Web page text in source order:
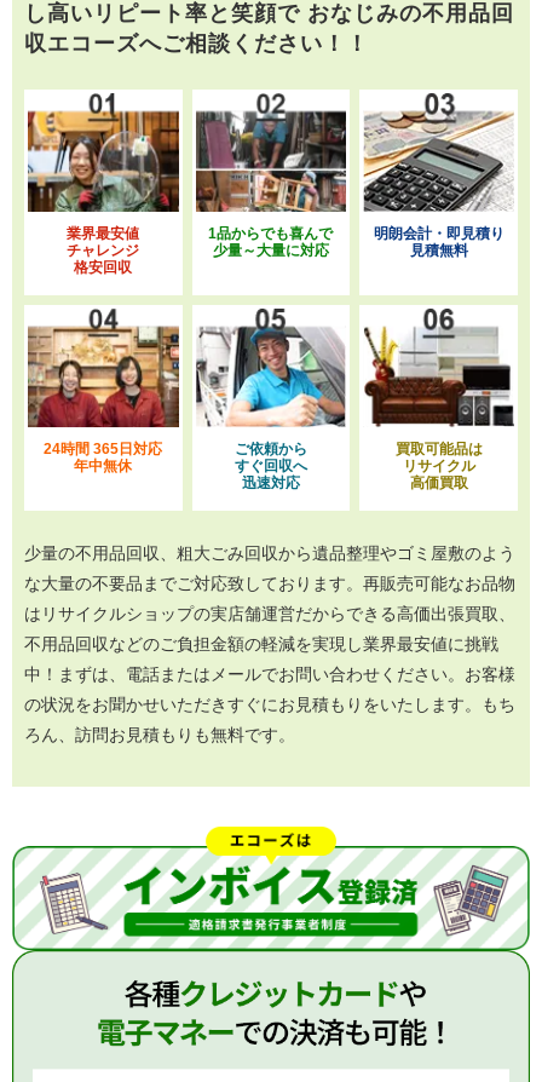
し高いリピート率と笑顔で おなじみの不用品回
収エコーズへご相談ください！！
業界最安値
チャレンジ
格安回収
1品からでも喜んで
少量～大量に対応
明朗会計・即見積り
見積無料
24時間 365日対応
年中無休
ご依頼から
すぐ回収へ
迅速対応
買取可能品は
リサイクル
高価買取
少量の不用品回収、粗大ごみ回収から遺品整理やゴミ屋敷のよう
な大量の不要品までご対応致しております。再販売可能なお品物
はリサイクルショップの実店舗運営だからできる高価出張買取、
不用品回収などのご負担金額の軽減を実現し業界最安値に挑戦
中！まずは、電話またはメールでお問い合わせください。お客様
の状況をお聞かせいただきすぐにお見積もりをいたします。もち
ろん、訪問お見積もりも無料です。